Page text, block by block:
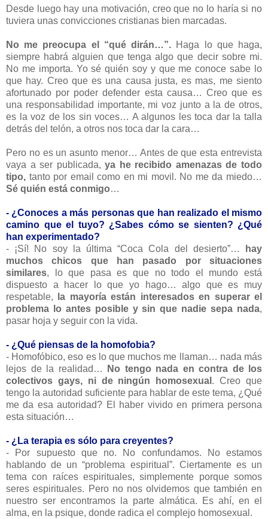
Desde luego hay una motivación, creo que no lo haría si no
tuviera unas convicciones cristianas bien marcadas.
No me preocupa el “qué dirán…”. Haga lo que haga,
siempre habrá alguien que tenga algo que decir sobre mi.
No me importa. Yo sé quién soy y que me conoce sabe lo
que hay. Creo que es una causa justa, es mas, me siento
afortunado por poder defender esta causa… Creo que es
una responsabilidad importante, mi voz junto a la de otros,
es la voz de los sin voces… A algunos les toca dar la talla
detrás del telón, a otros nos toca dar la cara…
Pero no es un asunto menor… Antes de que esta entrevista
vaya a ser publicada,ya he recibido amenazas de todo
tipo, tanto por email como en mi movil. No me da miedo…
Sé quién está conmigo…
- ¿Conoces a más personas que han realizado el mismo
camino que el tuyo? ¿Sabes cómo se sienten? ¿Qué
han experimentado?
- ¡Sí! No soy la última “Coca Cola del desierto”…
hay
muchos chicos que han pasado por situaciones
similares, lo que pasa es que no todo el mundo está
dispuesto a hacer lo que yo hago… algo que es muy
respetable,
la mayoría están interesados en superar el
problema lo antes posible y sin que nadie sepa nada,
pasar hoja y seguir con la vida.
- ¿Qué piensas de la homofobia?
- Homofóbico, eso es lo que muchos me llaman… nada más
lejos de la realidad…
No tengo nada en contra de los
colectivos gays, ni de ningún homosexual . Creo que
tengo la autoridad suficiente para hablar de este tema, ¿Qué
me da esa autoridad? El haber vivido en primera persona
esta situación…
- ¿La terapia es sólo para creyentes?
- Por supuesto que no. No confundamos. No estamos
hablando de un “problema espiritual”. Ciertamente es un
tema con raíces espirituales, simplemente porque somos
seres espirituales. Pero no nos olvidemos que también en
nuestro ser encontramos la parte almática. Es ahí, en el
alma, en la psique, donde radica el complejo homosexual.